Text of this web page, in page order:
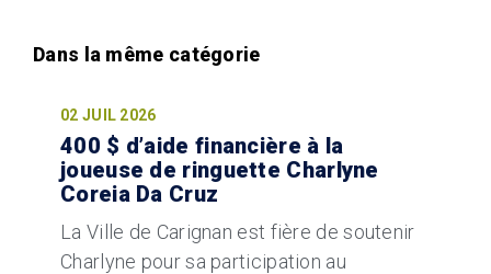
02 JUIL 2026
400 $ d’aide financière à la
joueuse de ringuette Charlyne
Coreia Da Cruz
La Ville de Carignan est fière de soutenir
Charlyne pour sa participation au